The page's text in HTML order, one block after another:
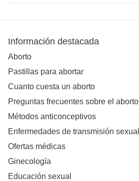
Información destacada
Aborto
Pastillas para abortar
Cuanto cuesta un aborto
Preguntas frecuentes sobre el aborto
Métodos anticonceptivos
Enfermedades de transmisión sexual
Ofertas médicas
Ginecología
Educación sexual